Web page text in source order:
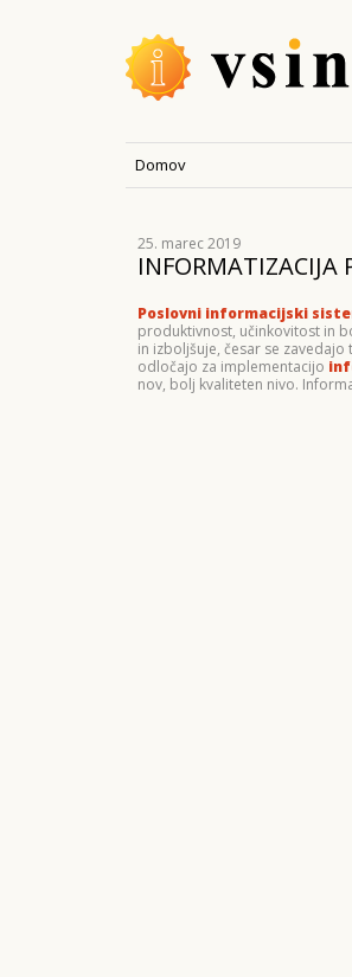
Domov
25. marec 2019
INFORMATIZACIJA
Poslovni informacijski
produktivnost, učinkovitost in
in izboljšuje, česar se
odločajo za implementacijo
nov, bolj kvaliteten nivo.